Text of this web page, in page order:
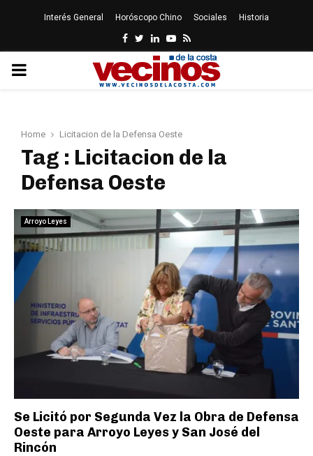
Interés General Horóscopo Chino Sociales Historia
Facebook
Twitter
LinkedinYoutube
Rss
PRIMARY
Home Licitacion de la Defensa Oeste
Tag : Licitacion de la
Defensa Oeste
Arroyo Leyes
Se Licitó por Segunda Vez la Obra de Defensa
Oeste para Arroyo Leyes y San José del
Rincón